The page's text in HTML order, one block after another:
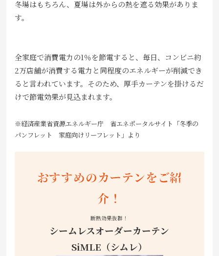
冬場はもちろん、夏場は外からの熱を遮る効果がありま
す。
全家庭で消費電力の1％を節電すると、毎日、コンビニ約
2万店舗が消費する電力と同程度のエネルギーが削減でき
ると言われています。そのため、厚手カーテンを掛けるだ
けで節電効果が見込まれます。
※経済産業省資源エネルギー庁 省エネポータルサイト「冬季の
パンフレット 家庭向けリーフレット」より
おすすめのカーテンをご紹
介！
断熱効果抜群！
シームレスオーダーカーテン
SiMLE（シムレ）